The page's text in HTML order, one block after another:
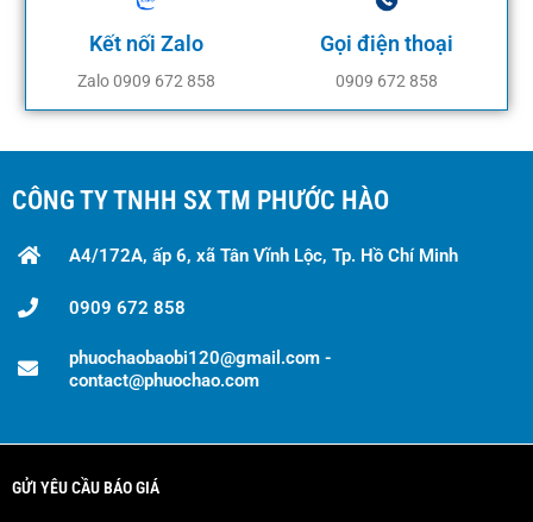
Kết nối Zalo
Zalo 0909 672 858
Gọi điện thoại
0909 672 858
CÔNG TY TNHH SX TM PHƯỚC HÀO
A4/172A, ấp 6, xã Tân Vĩnh Lộc, Tp. Hồ Chí Minh
0909 672 858
phuochaobaobi120@gmail.com -
contact@phuochao.com
GỬI YÊU CẦU BÁO GIÁ